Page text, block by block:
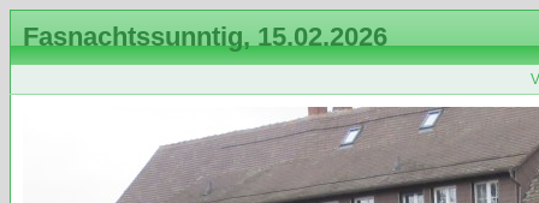
Fasnachtssunntig, 15.02.2026